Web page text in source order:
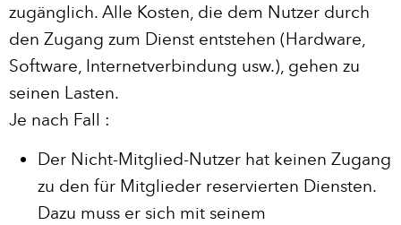
zugänglich. Alle Kosten, die dem Nutzer durch
den Zugang zum Dienst entstehen (Hardware,
Software, Internetverbindung usw.), gehen zu
seinen Lasten.
Je nach Fall :
Der Nicht-Mitglied-Nutzer hat keinen Zugang
zu den für Mitglieder reservierten Diensten.
Dazu muss er sich mit seinem